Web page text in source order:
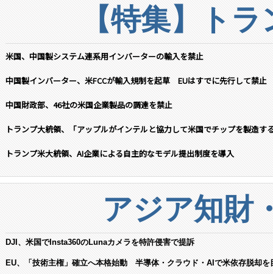
【特集】ト
米国、中国製システム連系用インバーターの輸入を禁止
中国製インバーター、米FCCが輸入規制を起草 EUはすでに先行して禁止
中国財政部、46社の米国企業製品の調達を禁止
トランプ大統領、「アップルがインテルと協力して米国でチップを製造す
トランプ米大統領、AI企業による自主的なモデル提出制度を導入
アジア知財
DJI、米国でInsta360のLunaカメラを特許侵害で提訴
EU、「技術主権」確立へ本格始動 半導体・クラウド・AIで米依存脱却を